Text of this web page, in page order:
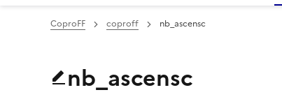
CoproFF coproff nb_ascensc
nb_ascensc